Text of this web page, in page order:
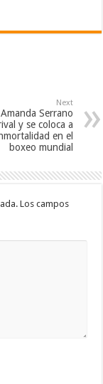
Next
Serrano
y se coloca a
en el
boxeo mundial
Los campos